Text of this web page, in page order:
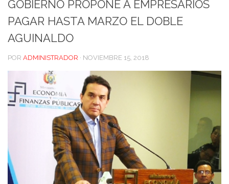
GOBIERNO PROPONE A EMPRESARIOS
PAGAR HASTA MARZO EL DOBLE
AGUINALDO
POR ADMINISTRADOR · NOVIEMBRE 15, 2018